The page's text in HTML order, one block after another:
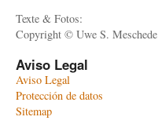
Texte & Fotos:
Copyright © Uwe S. Meschede
Aviso Legal
Aviso Legal
Protección de datos
Sitemap